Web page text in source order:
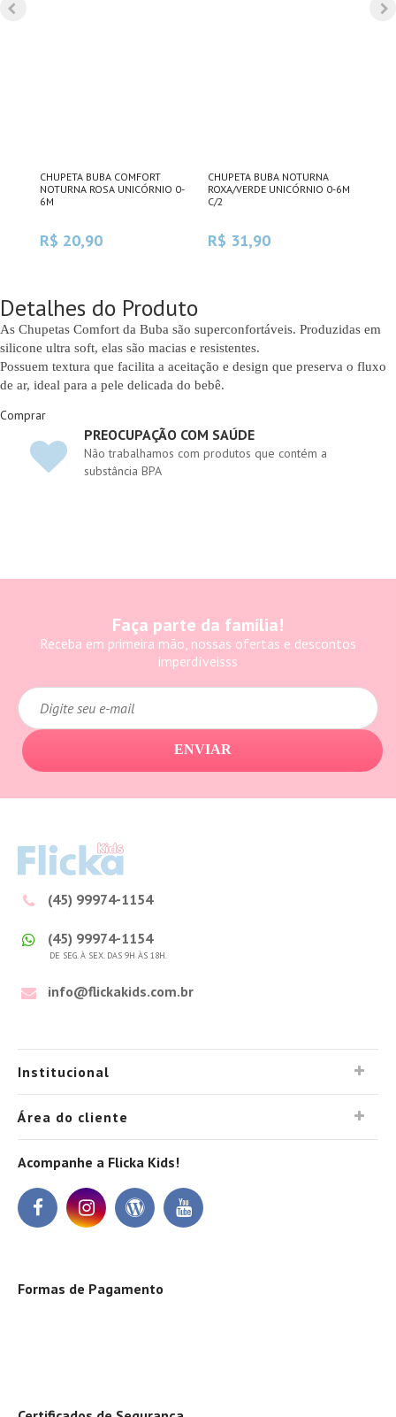
CHUPETA BUBA COMFORT
NOTURNA ROSA UNICÓRNIO 0-
6M
R$ 20,90
CHUPETA BUBA NOTURNA
ROXA/VERDE UNICÓRNIO 0-6M
C/2
R$ 31,90
Detalhes do Produto
As Chupetas Comfort da Buba são superconfortáveis. Produzidas em
silicone ultra soft, elas são macias e resistentes.
Possuem textura que facilita a aceitação e design que preserva o fluxo
de ar, ideal para a pele delicada do bebê.
Comprar
PREOCUPAÇÃO COM SAÚDE
Não trabalhamos com produtos que contém a
substância BPA
Faça parte da família!
Receba em primeira mão, nossas ofertas e descontos
imperdíveisss
ENVIAR
(45) 99974-1154
(45) 99974-1154
DE SEG. À SEX. DAS 9H ÀS 18H.
info@flickakids.com.br
Institucional
Área do cliente
Acompanhe a Flicka Kids!
Formas de Pagamento